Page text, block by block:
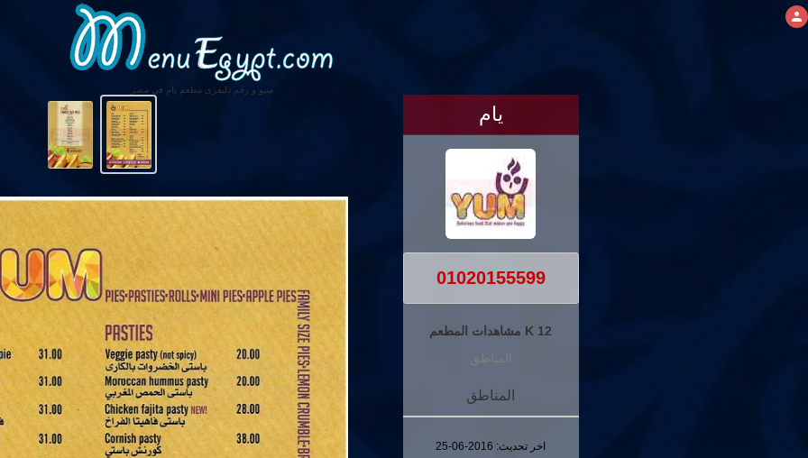
منيو و رقم دليفرى مطعم يام فى مصر
يام
01020155599
12 K مشاهدات المطعم
المناطق
المناطق
اخر تحديث: 2016-06-25